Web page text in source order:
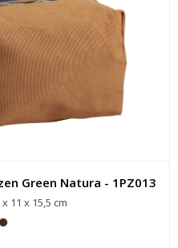
Green Natura - 1PZ013
11 x 15,5 cm